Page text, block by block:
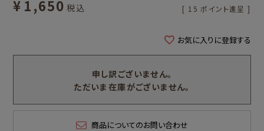
¥ 1,650 税込 [ 15 ポイント進呈 ]
お気に入りに登録する
申し訳ございません。
ただいま在庫がございません。
商品についてのお問い合わせ